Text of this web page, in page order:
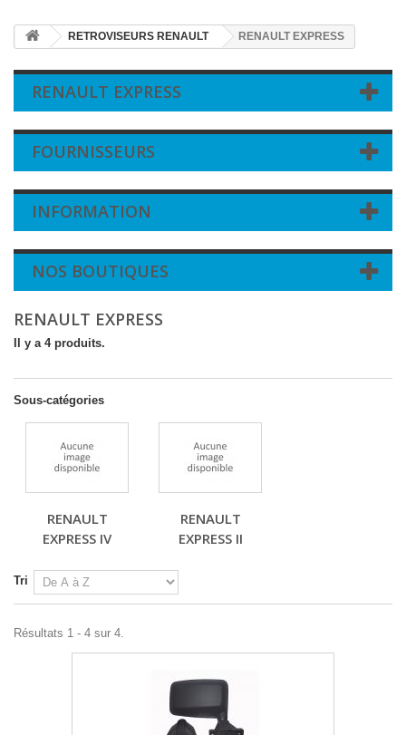
RETROVISEURS RENAULT RENAULT EXPRESS
RENAULT EXPRESS
FOURNISSEURS
INFORMATION
NOS BOUTIQUES
RENAULT EXPRESS
Il y a 4 produits.
Sous-catégories
RENAULT
EXPRESS IV
RENAULT
EXPRESS II
Tri
Résultats 1 - 4 sur 4.